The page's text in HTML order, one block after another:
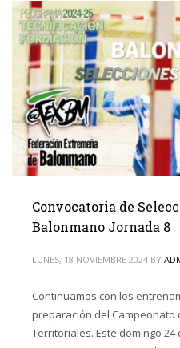
Convocatoria de
Balonmano Jornada 8
LUNES, 18 NOVIEMBRE 2024 BY
Continuamos con los
preparación del Campeonato
Territoriales. Este domingo